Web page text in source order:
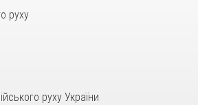
руху
руху України